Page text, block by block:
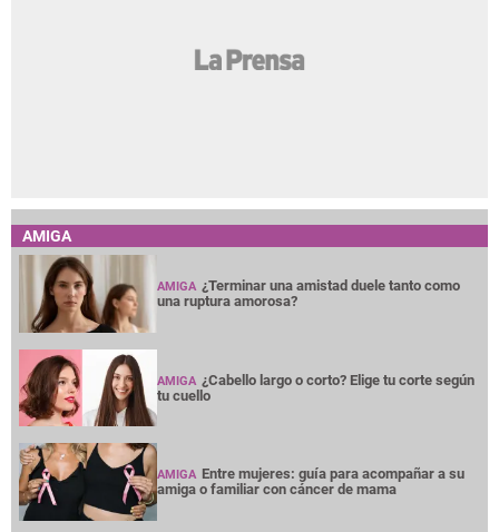
AMIGA
AMIGA ¿Terminar una amistad duele tanto como
una ruptura amorosa?
AMIGA ¿Cabello largo o corto? Elige tu corte según
tu cuello
AMIGA Entre mujeres: guía para acompañar a su
amiga o familiar con cáncer de mama